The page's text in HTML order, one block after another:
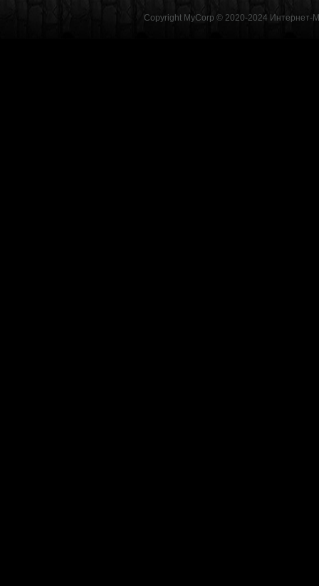
Copyright MyCorp © 2020-2024 Интернет-